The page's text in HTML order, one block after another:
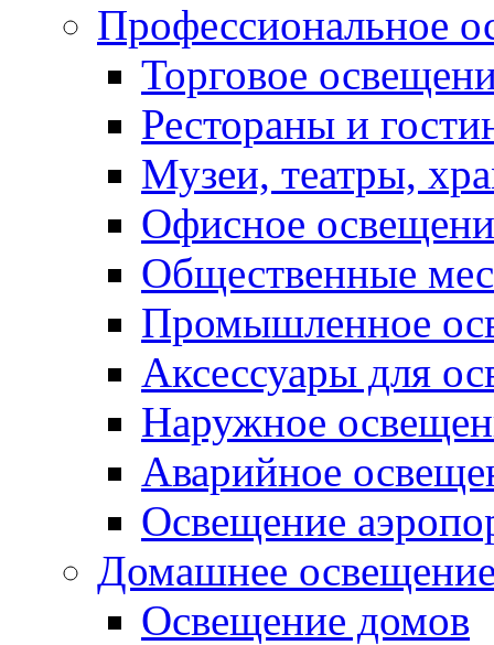
Профессиональное
Торговое
Рестораны и
Музеи, театры,
Офисное
Общественные
Промышленное
Аксессуары для
Наружное
Аварийное
Освещение
Домашнее
Освещение домов